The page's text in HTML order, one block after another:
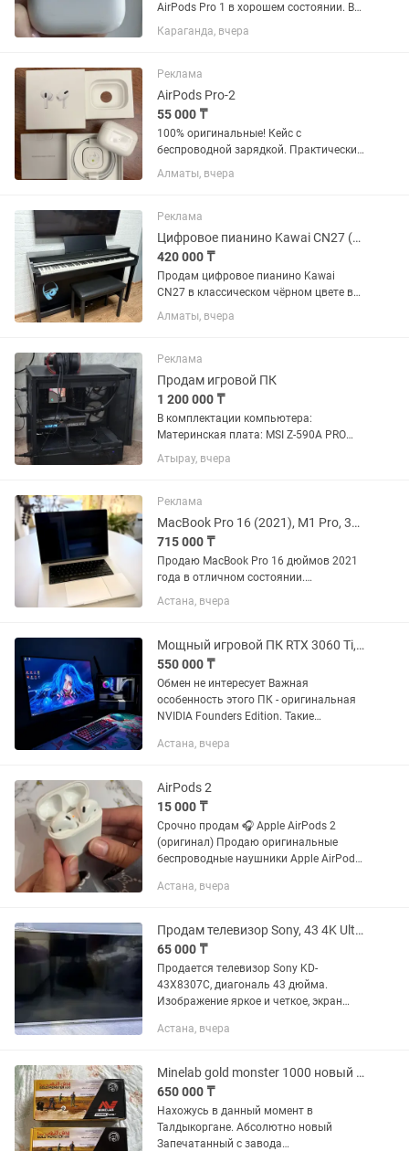
AirPods Pro 1 в хорошем состоянии. В
комплекте: коробка, документы, кейс c
наушниками, два вида оригинальных
Караганда, вчера
Реклама
AirPods Pro-2
55 000 ₸
100% оригинальные! Кейс с
беспроводной зарядкой. Практически
новые наушники! Полный комплект!
Причина продажи - подарили новые
Алматы, вчера
Реклама
Цифровое пианино Kawai CN27 (чёрное) банкетка
420 000 ₸
Продам цифровое пианино Kawai
CN27 в классическом чёрном цвете в
комплекте с банкеткой. Инструмент в
отличном состоянии, использовался
клавиши, педали, электроника и...
Алматы, вчера
Реклама
Продам игровой ПК
1 200 000 ₸
В комплектации компьютера:
Материнская плата: MSI Z-590A PRO
Процессор: Intel Core I7-11700K
Видеокарта: GYGABITE NVIDIA GeForce
вентилятора) Оперативная память:
Kingston...
Атырау, вчера
Реклама
MacBook Pro 16 (2021), M1 Pro, 32 ГБ / 1 ТБ, Silver, торг
715 000 ₸
Продаю MacBook Pro 16 дюймов 2021
года в отличном состоянии.
Использовался аккуратно и бережно:
корпус и экран без царапин, сколов и
Конфигурация: •Процессор Apple M1...
Астана, вчера
Мощный игровой ПК RTX 3060 Ti, i5-12400F, 32GB, 240Hz
550 000 ₸
Обмен не интересует Важная
особенность этого ПК - оригинальная
NVIDIA Founders Edition. Такие
крайне редко, поэтому они ценятся
Астана, вчера
AirPods 2
15 000 ₸
Срочно продам 🎧 Apple AirPods 2
(оригинал) Продаю оригинальные
беспроводные наушники Apple AirPods
ремонтов. ✔️ Отличное качество звука
Астана, вчера
Продам телевизор Sony, 43 4K Ultra HD Smart TV и настенный кронштейн
65 000 ₸
Продается телевизор Sony KD-
43X8307C, диагональ 43 дюйма.
Изображение яркое и четкое, экран
Недостаток: не работают встроенные
Астана, вчера
Minelab gold monster 1000 новый в наличии
650 000 ₸
Нахожусь в данный момент в
Талдыкоргане. Абсолютно новый
Запечатанный с завода